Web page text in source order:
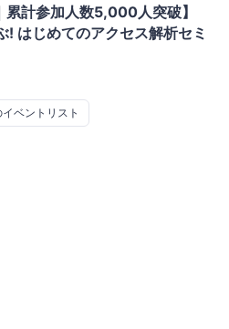
累計参加人数5,000人突破】
! はじめてのアクセス解析セミ
ベントリスト